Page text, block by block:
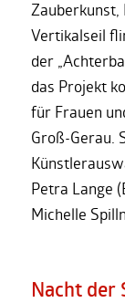
Zauberkunst,
Vertikalseil
der
das Projekt
für Frauen
Groß-Gerau.
Petra Lange
Michelle
Nacht der